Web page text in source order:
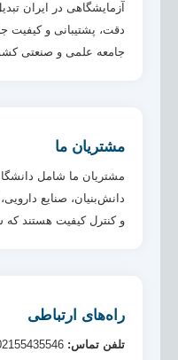
آزمایشگاهی در ایران
دقت، پشتیبانی و کیفیت
جامعه علمی و صنعتی
مشتریان ما
مشتریان ما شامل
دانش‌بنیان، صنایع
و کنترل کیفیت هستند که
راه‌های ارتباطی
تلفن تماس: